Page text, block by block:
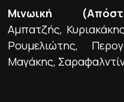
Μινωική
Αμπατζής,
Ρουμελιώτης,
Μαγάκης,